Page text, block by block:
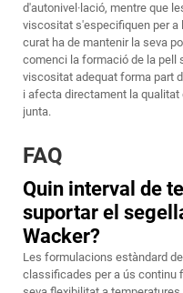
d'autonivel·lació, mentre que
viscositat s'especifiquen per a
curat ha de mantenir la seva
comenci la formació de la pell
viscositat adequat forma part
i afecta directament la
junta.
FAQ
Quin interval de
suportar el
Wacker?
Les formulacions estàndard
classificades per a ús continu